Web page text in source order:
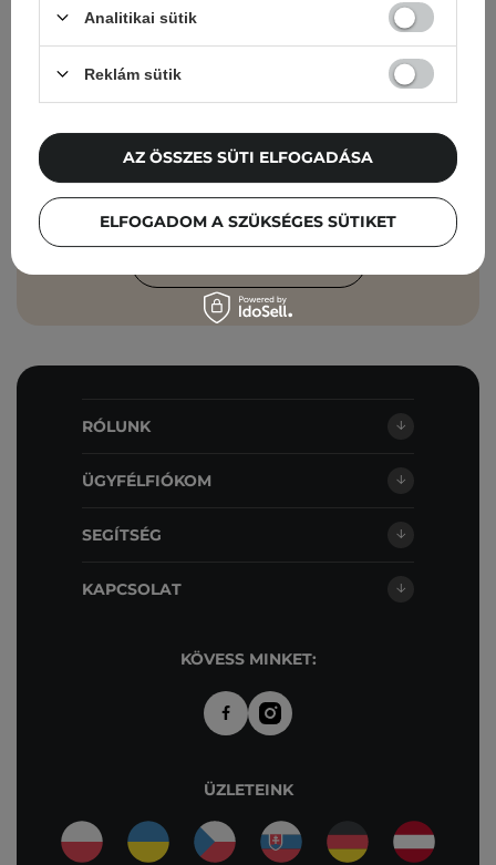
tanácsok, szépségápolási újdonságok –
Add meg az e-mail címedet
Elfogadom, hogy marketingüzeneteket
kapjak, és hogy adataimat a Cosibella
sp. z o.o. azAdatvédelmi Irányelveknek
megfelelően feldolgozza.
RÓLUNK
ÜGYFÉLFIÓKOM
SEGÍTSÉG
KAPCSOLAT
KÖVESS MINKET:
ÜZLETEINK
Analitikai sütik
Reklám sütik
ELFOGADOM A SZÜKSÉGES SÜTIKET
AZ ÖSSZES SÜTI ELFOGADÁSA